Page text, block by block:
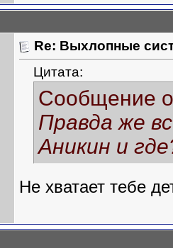
Re: Выхлопные
Цитата:
Сообщение
Правда же
Аникин и
Не хватает тебе